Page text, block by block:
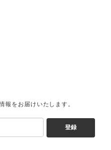
報をお届けいたします。
登録